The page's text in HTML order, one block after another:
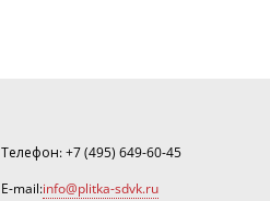
Телефон:+7 (495) 649-60-45
E-mail:info@plitka-sdvk.ru